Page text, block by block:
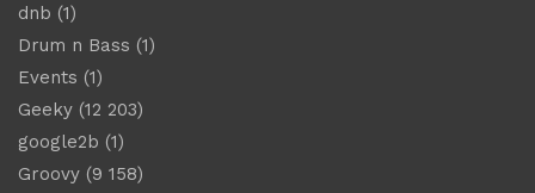
dnb (1)
Drum n Bass (1)
Events (1)
Geeky (12 203)
google2b (1)
Groovy (9 158)